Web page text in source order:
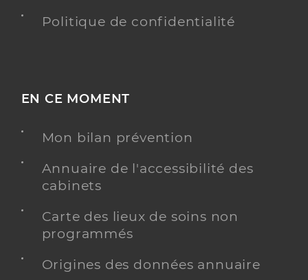
Politique de confidentialité
EN CE MOMENT
Mon bilan prévention
Annuaire de l'accessibilité des
cabinets
Carte des lieux de soins non
programmés
Origines des données annuaire